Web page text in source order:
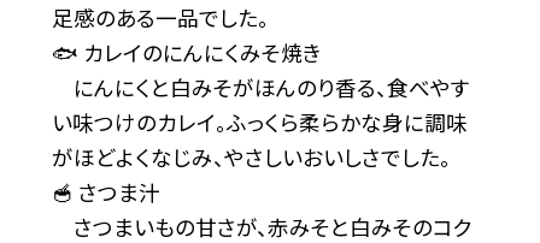
足感のある一品でした。
🐟 カレイのにんにくみそ焼き
にんにくと白みそがほんのり香る、食べやす
い味つけのカレイ。ふっくら柔らかな身に調味
がほどよくなじみ、やさしいおいしさでした。
🥣 さつま汁
さつまいもの甘さが、赤みそと白みそのコク